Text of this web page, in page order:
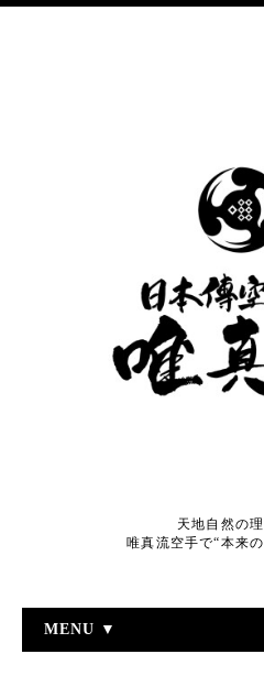
天地自然の理
唯真流空手で“本来
MENU ▼